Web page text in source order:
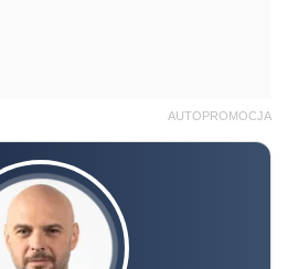
AUTOPROMOCJA